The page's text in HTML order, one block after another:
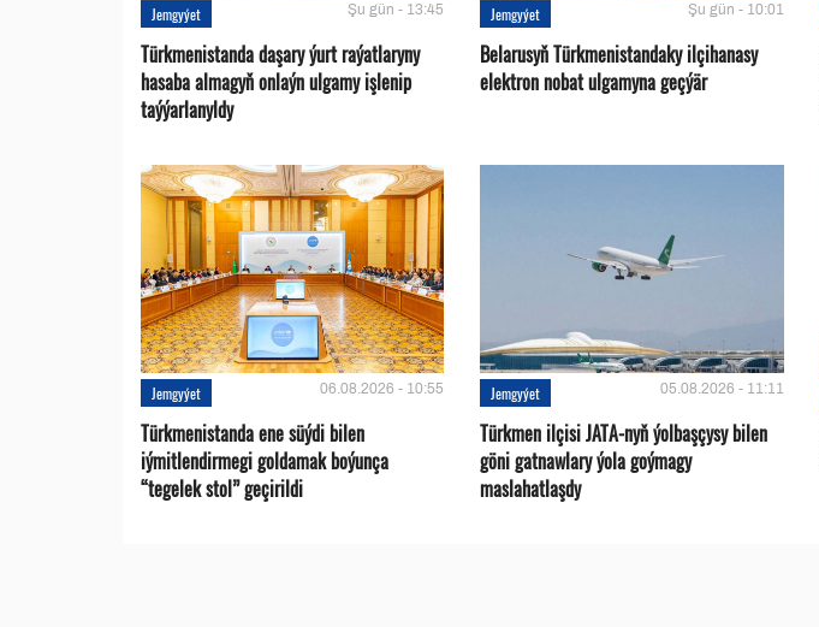
Jemgyýet Şu gün - 13:45
Türkmenistanda daşary ýurt raýatlaryny
hasaba almagyň onlaýn ulgamy işlenip
taýýarlanyldy
Jemgyýet Şu gün - 10:01
Belarusyň Türkmenistandaky ilçihanasy
elektron nobat ulgamyna geçýär
Jemgyýet 06.08.2026 - 10:55
Türkmenistanda ene süýdi bilen
iýmitlendirmegi goldamak boýunça
“tegelek stol” geçirildi
Jemgyýet 05.08.2026 - 11:11
Türkmen ilçisi JATA-nyň ýolbaşçysy bilen
göni gatnawlary ýola goýmagy
maslahatlaşdy